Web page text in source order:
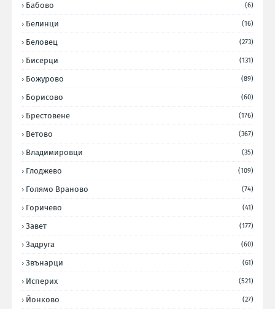
Бабово (6)
Белинци (16)
Беловец (273)
Бисерци (131)
Божурово (89)
Борисово (60)
Брестовене (176)
Ветово (367)
Владимировци (35)
Глоджево (109)
Голямо Враново (74)
Горичево (41)
Завет (177)
Задруга (60)
Звънарци (61)
Исперих (521)
Йонково (27)